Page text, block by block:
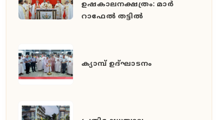
ഉഷകാലനക്ഷത്രം: മാർ
റാഫേൽ തട്ടിൽ
ക്യാമ്പ് ഉദ്ഘാടനം